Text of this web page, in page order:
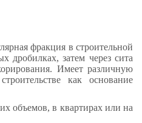
фракция в строительной
затем через сита
Имеет различную
как основание
объемов, в квартирах или на